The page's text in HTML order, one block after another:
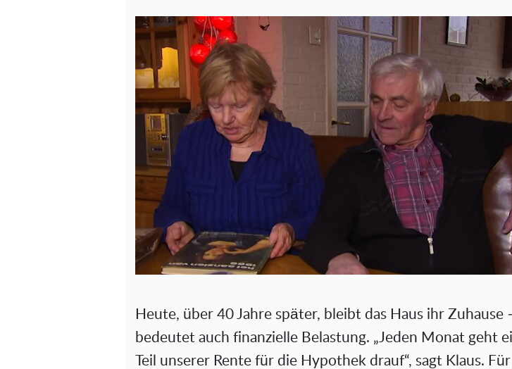
Heute, über 40 Jahre später, bleibt das Haus ihr Zuhause
bedeutet auch finanzielle Belastung. „Jeden Monat geht
Teil unserer Rente für die Hypothek drauf“, sagt Klaus. Für